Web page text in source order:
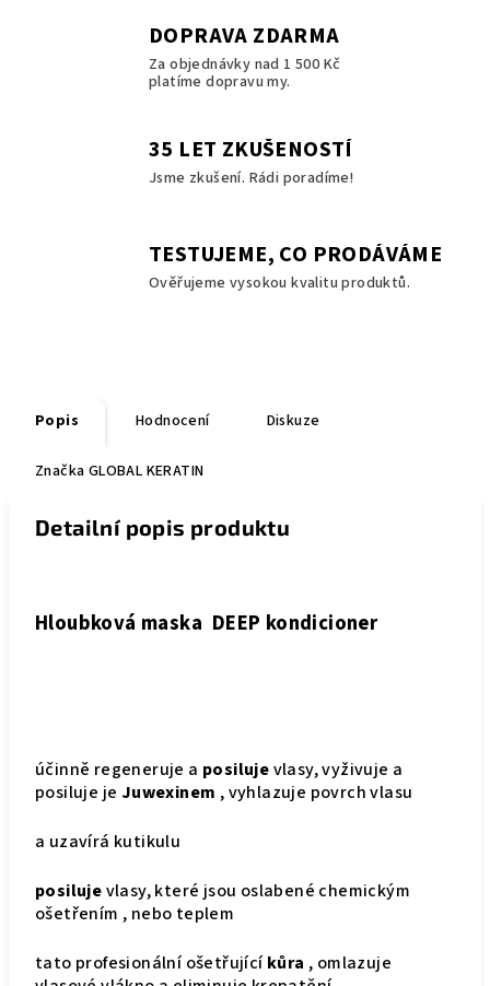
DOPRAVA ZDARMA
Za objednávky nad 1 500 Kč
platíme dopravu my.
35 LET ZKUŠENOSTÍ
Jsme zkušení. Rádi poradíme!
TESTUJEME, CO PRODÁVÁME
Ověřujeme vysokou kvalitu produktů.
Popis Hodnocení Diskuze
Značka GLOBAL KERATIN
Detailní popis produktu
Hloubková maska DEEP kondicioner
účinně regeneruje a posilujevlasy, vyživuje a
posiluje je Juwexinem , vyhlazuje povrch vlasu
a uzavírá kutikulu
posilujevlasy, které jsou oslabené chemickým
ošetřením , nebo teplem
tato profesionální ošetřujícíkůra , omlazuje